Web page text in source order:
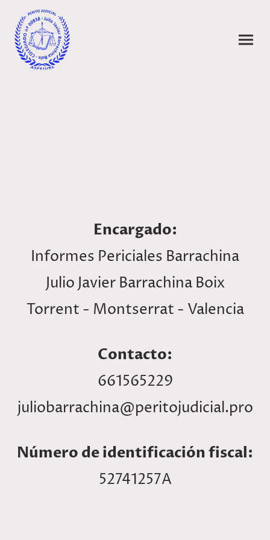
Encargado:
Informes Periciales Barrachina
Julio Javier Barrachina Boix
Torrent - Montserrat - Valencia
Contacto:
661565229
juliobarrachina@peritojudicial.pro
Número de identificación fiscal:
52741257A